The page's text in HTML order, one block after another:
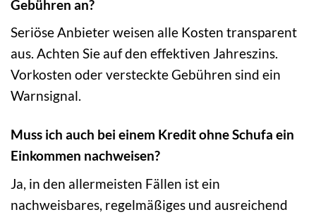
Gebühren an?
Seriöse Anbieter weisen alle Kosten transparent
aus. Achten Sie auf den effektiven Jahreszins.
Vorkosten oder versteckte Gebühren sind ein
Warnsignal.
Muss ich auch bei einem Kredit ohne Schufa ein
Einkommen nachweisen?
Ja, in den allermeisten Fällen ist ein
nachweisbares, regelmäßiges und ausreichend